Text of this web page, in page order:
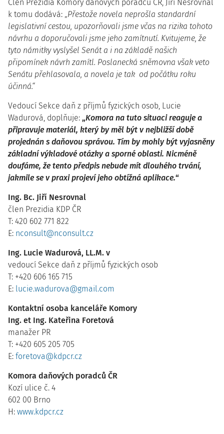
Člen Prezidia Komory daňových poradců ČR, Jiří Nesrovnal
k tomu dodává: „Přestože novela neprošla standardní
legislativní cestou, upozorňovali jsme včas na rizika tohoto
návrhu a doporučovali jsme jeho zamítnutí. Kvitujeme, že
tyto námitky vyslyšel Senát a i na základě našich
připomínek návrh zamítl. Poslanecká sněmovna však veto
Senátu přehlasovala, a novela je tak od počátku roku
účinná.“
Vedoucí Sekce daň z příjmů fyzických osob, Lucie
Wadurová, doplňuje: „Komora na tuto situaci reaguje a
připravuje materiál, který by měl být v nejbližší době
projednán s daňovou správou. Tím by mohly být vyjasněny
základní výkladové otázky a sporné oblasti. Nicméně
doufáme, že tento předpis nebude mít dlouhého trvání,
jakmile se v praxi projeví jeho obtížná aplikace.“
Ing. Bc. Jiří Nesrovnal
člen Prezidia KDP ČR
T: 420 602 771 822
E: nconsult@nconsult.cz
Ing. Lucie Wadurová, LL.M. v
vedoucí Sekce daň z příjmů fyzických osob
T: +420 606 165 715
E: lucie.wadurova@gmail.com
Kontaktní osoba kanceláře Komory
Ing. et Ing. Kateřina Foretová
manažer PR
T: +420 605 205 705
E: foretova@kdpcr.cz
Komora daňových poradců ČR
Kozí ulice č. 4
602 00 Brno
H: www.kdpcr.cz